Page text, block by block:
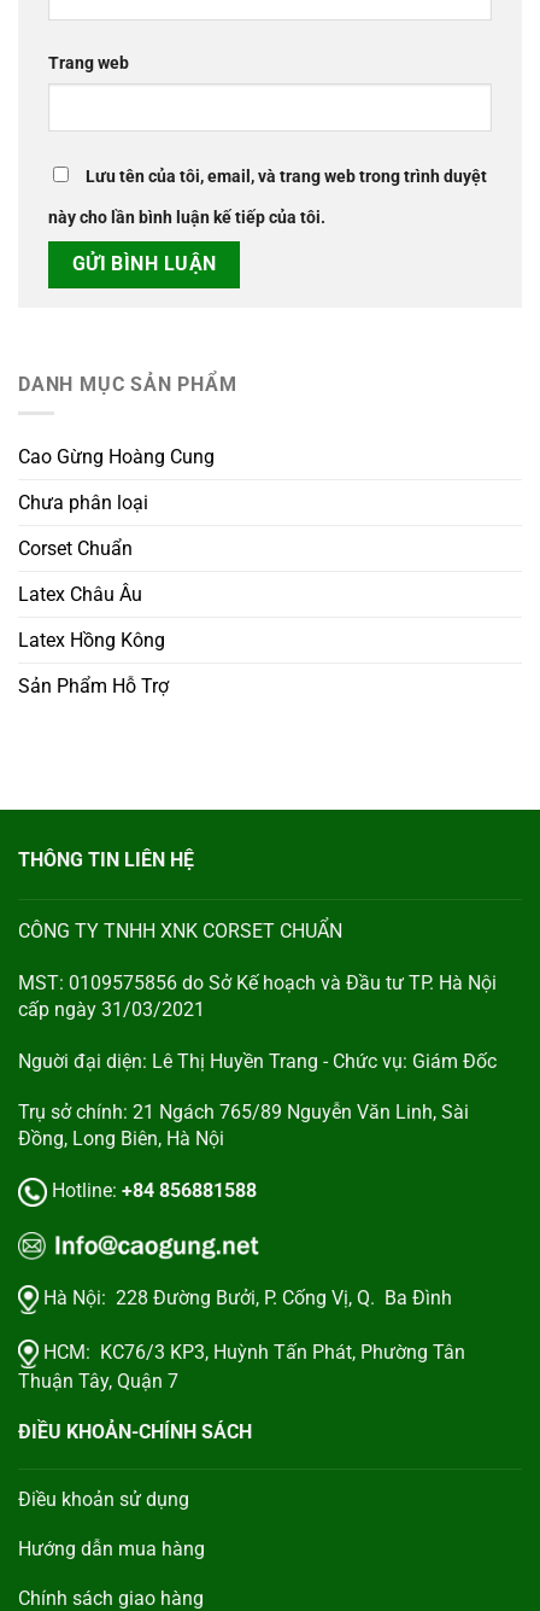
Trang web
Lưu tên của tôi, email, và trang web trong trình duyệt
này cho lần bình luận kế tiếp của tôi.
DANH MỤC SẢN PHẨM
Cao Gừng Hoàng Cung
Chưa phân loại
Corset Chuẩn
Latex Châu Âu
Latex Hồng Kông
Sản Phẩm Hỗ Trợ
THÔNG TIN LIÊN HỆ
CÔNG TY TNHH XNK CORSET CHUẨN
MST: 0109575856 do Sở Kế hoạch và Đầu tư TP. Hà Nội
cấp ngày 31/03/2021
Nguời đại diện: Lê Thị Huyền Trang - Chức vụ: Giám Đốc
Trụ sở chính: 21 Ngách 765/89 Nguyễn Văn Linh, Sài
Đồng, Long Biên, Hà Nội
Hotline: +84 856881588
Hà Nội: 228 Đường Bưởi, P. Cống Vị, Q. Ba Đình
HCM: KC76/3 KP3, Huỳnh Tấn Phát, Phường Tân
Thuận Tây, Quận 7
ĐIỀU KHOẢN-CHÍNH SÁCH
Điều khoản sử dụng
Hướng dẫn mua hàng
Chính sách giao hàng